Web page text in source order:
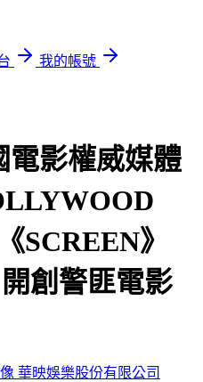
我的帳號
電影權威媒體
SCREEN》
創警匪電影
華映娛樂股份有限公司